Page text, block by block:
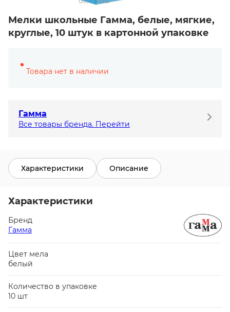
Мелки школьные Гамма, белые, мягкие,
круглые, 10 штук в картонной упаковке
Товара нет в наличии
Гамма
Все товары бренда. Перейти
Характеристики Описание
Характеристики
Бренд
Гамма
Цвет мела
белый
Количество в упаковке
10 шт